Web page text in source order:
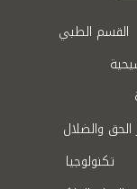
القسم الطبي
الحق والضلال
تكنولوجيا